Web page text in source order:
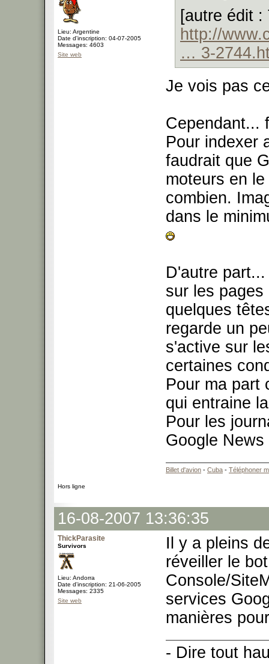
Lieu: Argentine
Date d'inscription: 04-07-2005
Messages: 4603
Site web
[autre édit
http://
… 3-
Je vois pas
Cependant...
Pour indexer
faudrait que
moteurs en
combien.
dans le
D'autre
sur les
quelques
regarde un
s'active sur
certaines
Pour ma part
qui entraine
Pour les
Google
Billet d'avion - Cuba - Téléphoner
Hors ligne
16-08-2007 13:36:35
ThickParasite
Survivors
Lieu: Andorra
Date d'inscription: 21-06-2005
Messages: 2335
Site web
Il y a pleins
réveiller le
Console/
services
manières
- Dire tout